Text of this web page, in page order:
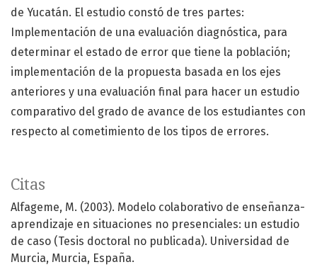
de Yucatán. El estudio constó de tres partes:
Implementación de una evaluación diagnóstica, para
determinar el estado de error que tiene la población;
implementación de la propuesta basada en los ejes
anteriores y una evaluación final para hacer un estudio
comparativo del grado de avance de los estudiantes con
respecto al cometimiento de los tipos de errores.
Citas
Alfageme, M. (2003). Modelo colaborativo de enseñanza-
aprendizaje en situaciones no presenciales: un estudio
de caso (Tesis doctoral no publicada). Universidad de
Murcia, Murcia, España.